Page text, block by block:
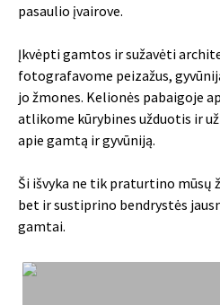
pasaulio įvairove.
Įkvėpti gamtos ir sužavėti
fotografavome peizažus,
jo žmones. Kelionės pabaigoje
atlikome kūrybines užduotis ir
apie gamtą ir gyvūniją.
Ši išvyka ne tik praturtino mūsų
bet ir sustiprino bendrystės
gamtai.